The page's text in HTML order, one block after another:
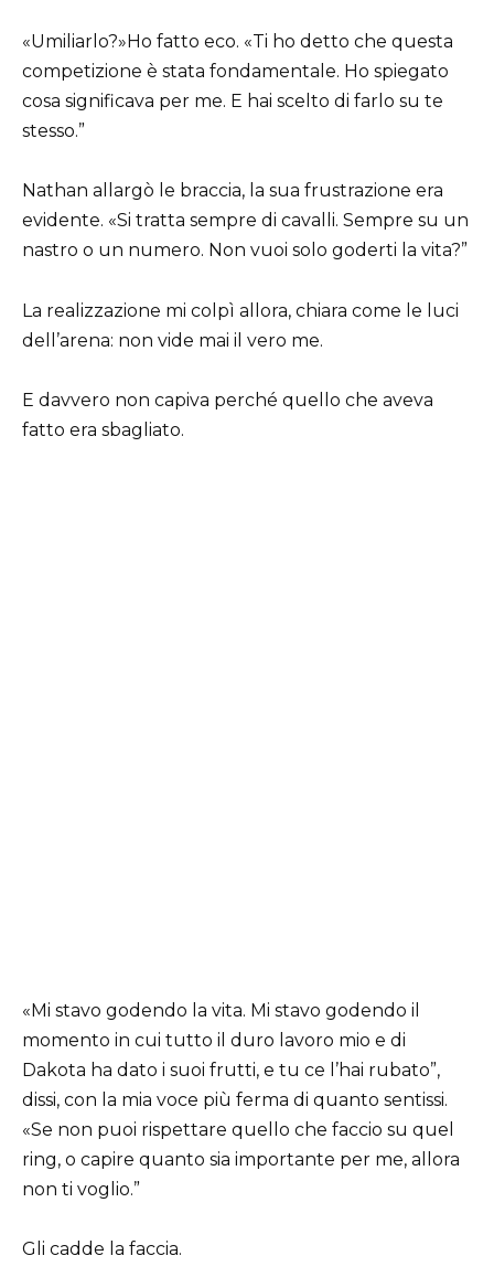
«Umiliarlo?»Ho fatto eco. «Ti ho detto che questa
competizione è stata fondamentale. Ho spiegato
cosa significava per me. E hai scelto di farlo su te
stesso.”
Nathan allargò le braccia, la sua frustrazione era
evidente. «Si tratta sempre di cavalli. Sempre su un
nastro o un numero. Non vuoi solo goderti la vita?”
La realizzazione mi colpì allora, chiara come le luci
dell’arena: non vide mai il vero me.
E davvero non capiva perché quello che aveva
fatto era sbagliato.
«Mi stavo godendo la vita. Mi stavo godendo il
momento in cui tutto il duro lavoro mio e di
Dakota ha dato i suoi frutti, e tu ce l’hai rubato”,
dissi, con la mia voce più ferma di quanto sentissi.
«Se non puoi rispettare quello che faccio su quel
ring, o capire quanto sia importante per me, allora
non ti voglio.”
Gli cadde la faccia.